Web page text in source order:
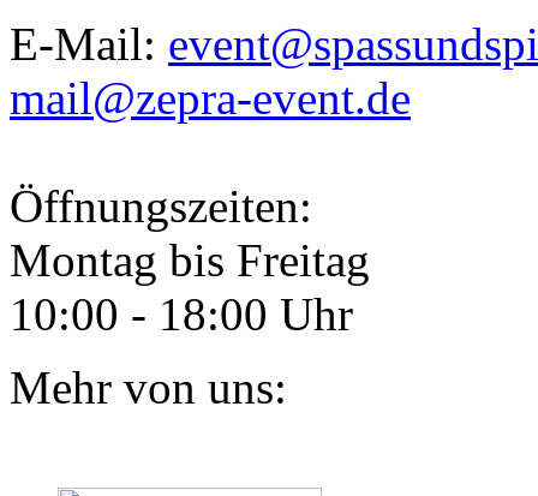
E-Mail:
mail@zepra-event.de
Öffnungszeiten:
Montag bis Freitag
10:00 - 18:00 Uhr
Mehr von uns: